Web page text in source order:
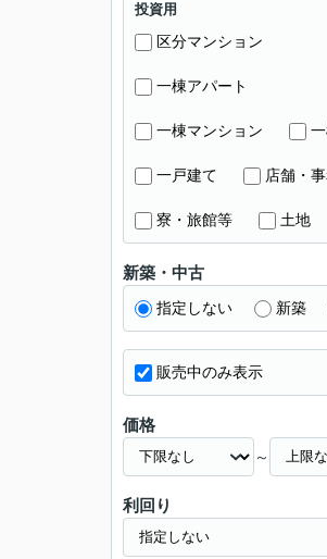
投資用
区分マンション
一棟アパート
一棟マンション
一戸建て 店舗・
寮・旅館等 土地
新築・中古
指定しない 新築
販売中のみ表示
価格
～
利回り